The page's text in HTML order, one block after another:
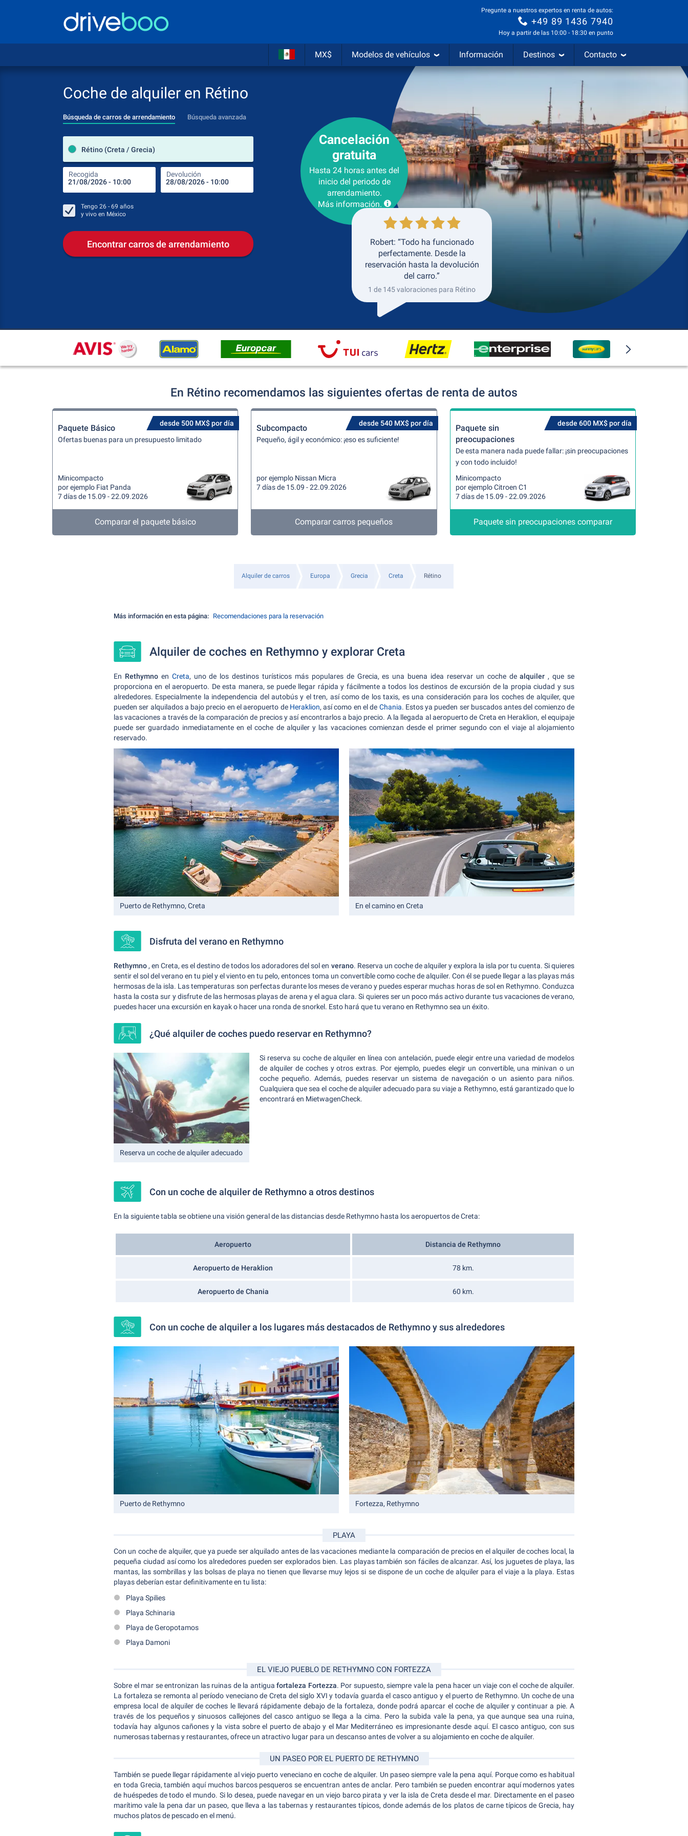
Pregunte a nuestros expertos en renta de autos:
+49 89 1436 7940
Hoy a partir de las 10:00 - 18:30 en punto
MX$ Modelos de vehículos Información Destinos Contacto
Coche de alquiler en Rétino
Búsqueda de carros de arrendamiento Búsqueda avanzada
Rétino (Creta / Grecia)
Recogida Devolución
lugar de arrendamiento
Lugar de devolución
Devolución
Tengo 26 - 69 años
y vivo en México
Encontrar carros de arrendamiento
Cancelación
gratuita
Hasta 24 horas antes del
inicio del periodo de
arrendamiento.
Más información.
Robert: “Todo ha funcionado
perfectamente. Desde la
reservación hasta la devolución
del carro.”
1 de 145 valoraciones para Rétino
En Rétino recomendamos las siguientes ofertas de renta de autos
desde 500 MX$ por día
Paquete Básico
Ofertas buenas para un presupuesto limitado
Minicompacto
por ejemplo Fiat Panda
7 días de 15.09 - 22.09.2026
Comparar el paquete básico
desde 540 MX$ por día
Subcompacto
Pequeño, ágil y económico: ¡eso es suficiente!
por ejemplo Nissan Micra
7 días de 15.09 - 22.09.2026
Comparar carros pequeños
desde 600 MX$ por día
Paquete sin
preocupaciones
De esta manera nada puede fallar: ¡sin preocupaciones
y con todo incluido!
Minicompacto
por ejemplo Citroen C1
7 días de 15.09 - 22.09.2026
Paquete sin preocupaciones comparar
Alquiler de carros Europa Grecia Creta Rétino
Más información en esta página: Recomendaciones para la reservación
Alquiler de coches en Rethymno y explorar Creta
En Rethymno en Creta, uno de los destinos turísticos más populares de Grecia, es una buena idea reservar un coche dealquiler , que se
proporciona en el aeropuerto. De esta manera, se puede llegar rápida y fácilmente a todos los destinos de excursión de la propia ciudad y sus
alrededores. Especialmente la independencia del autobús y el tren, así como de los taxis, es una consideración para los coches de alquiler, que
pueden ser alquilados a bajo precio en el aeropuerto de Heraklion, así como en el de Chania. Estos ya pueden ser buscados antes del comienzo de
las vacaciones a través de la comparación de precios y así encontrarlos a bajo precio. A la llegada al aeropuerto de Creta en Heraklion, el equipaje
puede ser guardado inmediatamente en el coche de alquiler y las vacaciones comienzan desde el primer segundo con el viaje al alojamiento
reservado.
Puerto de Rethymno, Creta En el camino en Creta
Disfruta del verano en Rethymno
Rethymno , en Creta, es el destino de todos los adoradores del sol en verano. Reserva un coche de alquiler y explora la isla por tu cuenta. Si quieres
sentir el sol del verano en tu piel y el viento en tu pelo, entonces toma un convertible como coche de alquiler. Con él se puede llegar a las playas más
hermosas de la isla. Las temperaturas son perfectas durante los meses de verano y puedes esperar muchas horas de sol en Rethymno. Conduzca
hasta la costa sur y disfrute de las hermosas playas de arena y el agua clara. Si quieres ser un poco más activo durante tus vacaciones de verano,
puedes hacer una excursión en kayak o hacer una ronda de snorkel. Esto hará que tu verano en Rethymno sea un éxito.
¿Qué alquiler de coches puedo reservar en Rethymno?
Reserva un coche de alquiler adecuado
Si reserva su coche de alquiler en línea con antelación, puede elegir entre una variedad de modelos
de alquiler de coches y otros extras. Por ejemplo, puedes elegir un convertible, una minivan o un
coche pequeño. Además, puedes reservar un sistema de navegación o un asiento para niños.
Cualquiera que sea el coche de alquiler adecuado para su viaje a Rethymno, está garantizado que lo
encontrará en MietwagenCheck.
Con un coche de alquiler de Rethymno a otros destinos
En la siguiente tabla se obtiene una visión general de las distancias desde Rethymno hasta los aeropuertos de Creta:
Aeropuerto Distancia de Rethymno
Aeropuerto de Heraklion 78 km.
Aeropuerto de Chania 60 km.
Con un coche de alquiler a los lugares más destacados de Rethymno y sus alrededores
Puerto de Rethymno Fortezza, Rethymno
PLAYA
Con un coche de alquiler, que ya puede ser alquilado antes de las vacaciones mediante la comparación de precios en el alquiler de coches local, la
pequeña ciudad así como los alrededores pueden ser explorados bien. Las playas también son fáciles de alcanzar. Así, los juguetes de playa, las
mantas, las sombrillas y las bolsas de playa no tienen que llevarse muy lejos si se dispone de un coche de alquiler para el viaje a la playa. Estas
playas deberían estar definitivamente en tu lista:
Playa Spilies
Playa Schinaria
Playa de Geropotamos
Playa Damoni
EL VIEJO PUEBLO DE RETHYMNO CON FORTEZZA
Sobre el mar se entronizan las ruinas de la antigua fortaleza Fortezza. Por supuesto, siempre vale la pena hacer un viaje con el coche de alquiler.
La fortaleza se remonta al período veneciano de Creta del siglo XVI y todavía guarda el casco antiguo y el puerto de Rethymno. Un coche de una
empresa local de alquiler de coches le llevará rápidamente debajo de la fortaleza, donde podrá aparcar el coche de alquiler y continuar a pie. A
través de los pequeños y sinuosos callejones del casco antiguo se llega a la cima. Pero la subida vale la pena, ya que aunque sea una ruina,
todavía hay algunos cañones y la vista sobre el puerto de abajo y el Mar Mediterráneo es impresionante desde aquí. El casco antiguo, con sus
numerosas tabernas y restaurantes, ofrece un atractivo lugar para un descanso antes de volver a su alojamiento en coche de alquiler.
UN PASEO POR EL PUERTO DE RETHYMNO
También se puede llegar rápidamente al viejo puerto veneciano en coche de alquiler. Un paseo siempre vale la pena aquí. Porque como es habitual
en toda Grecia, también aquí muchos barcos pesqueros se encuentran antes de anclar. Pero también se pueden encontrar aquí modernos yates
de huéspedes de todo el mundo. Si lo desea, puede navegar en un viejo barco pirata y ver la isla de Creta desde el mar. Directamente en el paseo
marítimo vale la pena dar un paseo, que lleva a las tabernas y restaurantes típicos, donde además de los platos de carne típicos de Grecia, hay
muchos platos de pescado en el menú.